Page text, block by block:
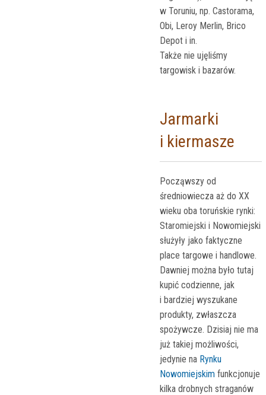
w Toruniu, np. Castorama,
Obi, Leroy Merlin, Brico
Depot i in.
Także nie ujęliśmy
targowisk i bazarów.
Jarmarki
i kiermasze
Począwszy od
średniowiecza aż do XX
wieku oba toruńskie rynki:
Staromiejski i Nowomiejski
służyły jako faktyczne
place targowe i handlowe.
Dawniej można było tutaj
kupić codzienne, jak
i bardziej wyszukane
produkty, zwłaszcza
spożywcze. Dzisiaj nie ma
już takiej możliwości,
jedynie na Rynku
Nowomiejskim funkcjonuje
kilka drobnych straganów